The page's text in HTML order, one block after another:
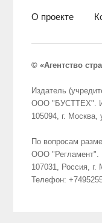
О проекте
© «Агентство
Издатель
ООО "БУСТТЕХ".
105094, г.
По вопросам
ООО "Регламент".
107031, Россия,
Телефон: